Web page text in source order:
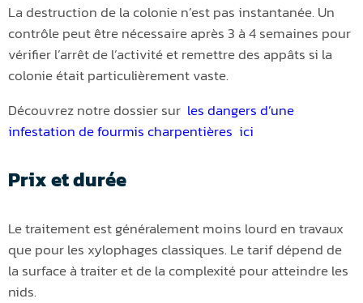
La destruction de la colonie n’est pas instantanée. Un
contrôle peut être nécessaire après 3 à 4 semaines pour
vérifier l’arrêt de l’activité et remettre des appâts si la
colonie était particulièrement vaste.
Découvrez notre dossier sur les dangers d’une
infestation de fourmis charpentières ici
Prix et durée
Le traitement est généralement moins lourd en travaux
que pour les xylophages classiques. Le tarif dépend de
la surface à traiter et de la complexité pour atteindre les
nids.